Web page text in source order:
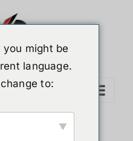
might be
language.
to: